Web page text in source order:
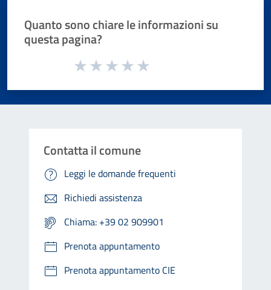
Quanto sono chiare le informazioni su
questa pagina?
Valuta da 1 a 5 stelle la pagina
Contatta il comune
Leggi le domande frequenti
Richiedi assistenza
Chiama: +39 02 909901
Prenota appuntamento
Prenota appuntamento CIE